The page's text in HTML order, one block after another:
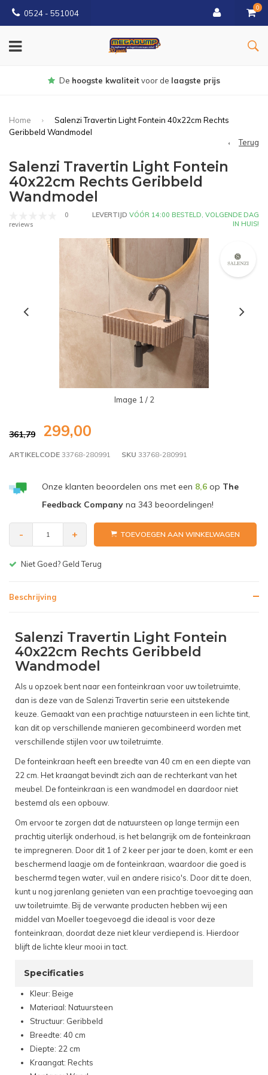
0524 - 551004
0
Gratisbezorgd vanaf €150
Home
Salenzi Travertin Light Fontein 40x22cm Rechts
Geribbeld Wandmodel
Terug
Salenzi Travertin Light Fontein
40x22cm Rechts Geribbeld
Wandmodel
0
reviews
LEVERTIJD VÓÓR 14:00 BESTELD, VOLGENDE DAG
IN HUIS!
Image 1 / 2
361,79 299,00
ARTIKELCODE 33768-280991 SKU 33768-280991
Onze klanten beoordelen ons met een 8,6op The
Feedback Companyna 343 beoordelingen!
- + TOEVOEGEN AAN WINKELWAGEN
Gratis bezorgen v.a. € 150,-(NL)
Beschrijving
Salenzi Travertin Light Fontein
40x22cm Rechts Geribbeld
Wandmodel
Als u opzoek bent naar een fonteinkraan voor uw toiletruimte,
dan is deze van de Salenzi Travertin serie een uitstekende
keuze. Gemaakt van een prachtige natuursteen in een lichte tint,
kan dit op verschillende manieren gecombineerd worden met
verschillende stijlen voor uw toiletruimte.
De fonteinkraan heeft een breedte van 40 cm en een diepte van
22 cm. Het kraangat bevindt zich aan de rechterkant van het
meubel. De fonteinkraan is een wandmodel en daardoor niet
bestemd als een opbouw.
Om ervoor te zorgen dat de natuursteen op lange termijn een
prachtig uiterlijk onderhoud, is het belangrijk om de fonteinkraan
te impregneren. Door dit 1 of 2 keer per jaar te doen, komt er een
beschermend laagje om de fonteinkraan, waardoor die goed is
beschermd tegen water, vuil en andere risico's. Door dit te doen,
kunt u nog jarenlang genieten van een prachtige toevoeging aan
uw toiletruimte. Bij de verwante producten hebben wij een
middel van Moeller toegevoegd die ideaal is voor deze
fonteinkraan, doordat deze niet kleur verdiepend is. Hierdoor
blijft de lichte kleur mooi in tact.
Specificaties
Kleur: Beige
Materiaal: Natuursteen
Structuur: Geribbeld
Breedte: 40 cm
Diepte: 22 cm
Kraangat: Rechts